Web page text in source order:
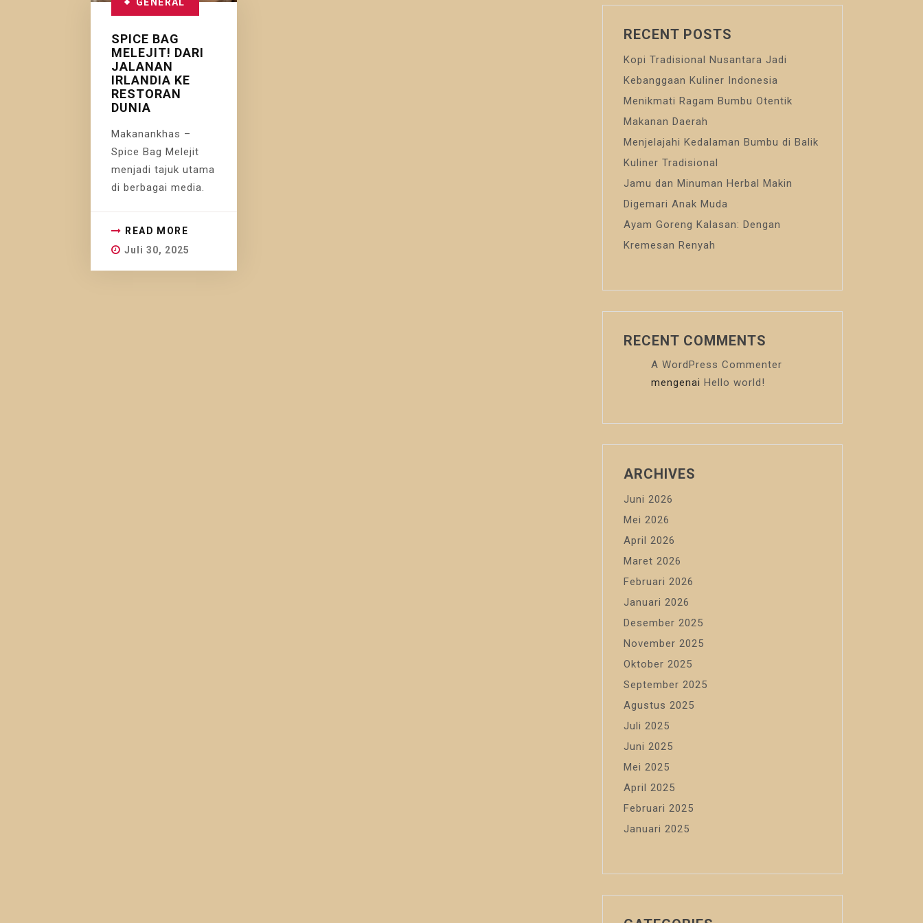
SPICE BAG
MELEJIT! DARI
JALANAN
IRLANDIA KE
RESTORAN
DUNIA
Makanankhas –
Spice Bag Melejit
menjadi tajuk utama
di berbagai media.
READ MORE
Juli 30, 2025
RECENT POSTS
Kopi Tradisional Nusantara Jadi
Kebanggaan Kuliner Indonesia
Menikmati Ragam Bumbu Otentik
Makanan Daerah
Menjelajahi Kedalaman Bumbu di Balik
Kuliner Tradisional
Jamu dan Minuman Herbal Makin
Digemari Anak Muda
Ayam Goreng Kalasan: Dengan
Kremesan Renyah
RECENT COMMENTS
A WordPress Commenter
mengenai Hello world!
ARCHIVES
Juni 2026
Mei 2026
April 2026
Maret 2026
Februari 2026
Januari 2026
Desember 2025
November 2025
Oktober 2025
September 2025
Agustus 2025
Juli 2025
Juni 2025
Mei 2025
April 2025
Februari 2025
Januari 2025